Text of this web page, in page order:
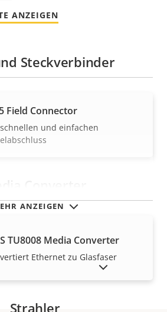
ANZEIGEN
ANZEIGEN
Steckverbinder
Field Connector
und einfachen
TU8008 Media Converter
Ethernet zu Glasfaser
Strahler
ANZEIGEN